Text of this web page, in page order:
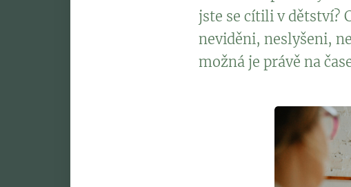
jste se cítili v dětství?
neviděni, neslyšeni,
možná je právě na